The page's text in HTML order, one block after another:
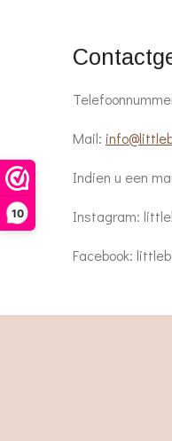
10
Mail:
Indien u een
Instagram:
Facebook: